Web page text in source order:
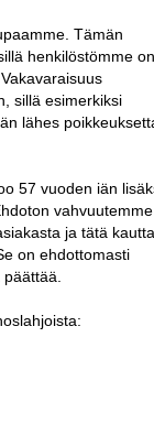
Tämän
henkilöstömme on
sillä esimerkiksi
lähes
57 vuoden iän
vahvuutemme
ja tätä kautta
on ehdottomasti